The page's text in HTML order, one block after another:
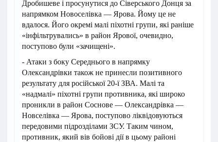
Дробишеве і просунутися до Сіверського Донця за
напрямком Новоселівка — Ярова. Йому це не
вдалося. Його окремі малі піхотні групи, які раніше
«інфільтрувались» в район Ярової, очевидно,
поступово були «зачищені».
- Атаки з боку Середнього в напрямку
Олександрівки також не принесли позитивного
результату для російської 20-ї ЗВА. Малі та
«надмалі» піхотні групи противника, які широко
проникли в район Соснове — Олександрівка —
Новселівка — Ярова, поступово ліквідовуються
передовими підрозділами ЗСУ. Таким чином,
противник, який вів бойові дії в цьому районі